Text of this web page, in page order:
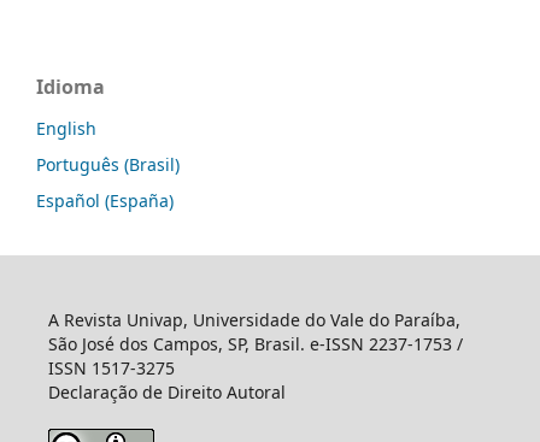
Idioma
English
Português (Brasil)
Español (España)
A Revista Univap, Universidade do Vale do Paraíba,
São José dos Campos, SP, Brasil. e-ISSN 2237-1753 /
ISSN 1517-3275
Declaração de Direito Autoral